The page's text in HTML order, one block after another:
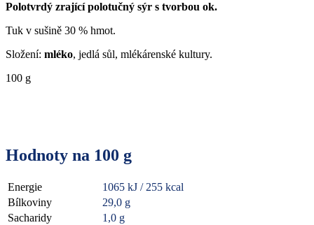
Polotvrdý zrající polotučný sýr s tvorbou ok.
Tuk v sušině 30 % hmot.
Složení: mléko, jedlá sůl, mlékárenské kultury.
100 g
Hodnoty na 100 g
Energie
1065 kJ / 255 kcal
Bílkoviny
29,0 g
Sacharidy
1,0 g